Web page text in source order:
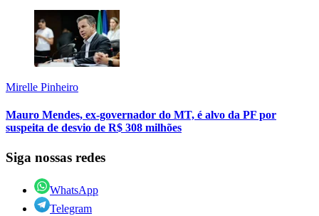
Mirelle Pinheiro
Mauro Mendes, ex-governador do MT, é alvo da PF por
suspeita de desvio de R$ 308 milhões
Siga nossas redes
WhatsApp
Telegram